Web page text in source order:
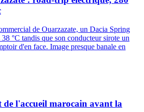
de Ouarzazate, un Dacia Spring
38 °C tandis que son conducteur sirote un
d'en face. Image presque banale en
de l'accueil marocain avant la